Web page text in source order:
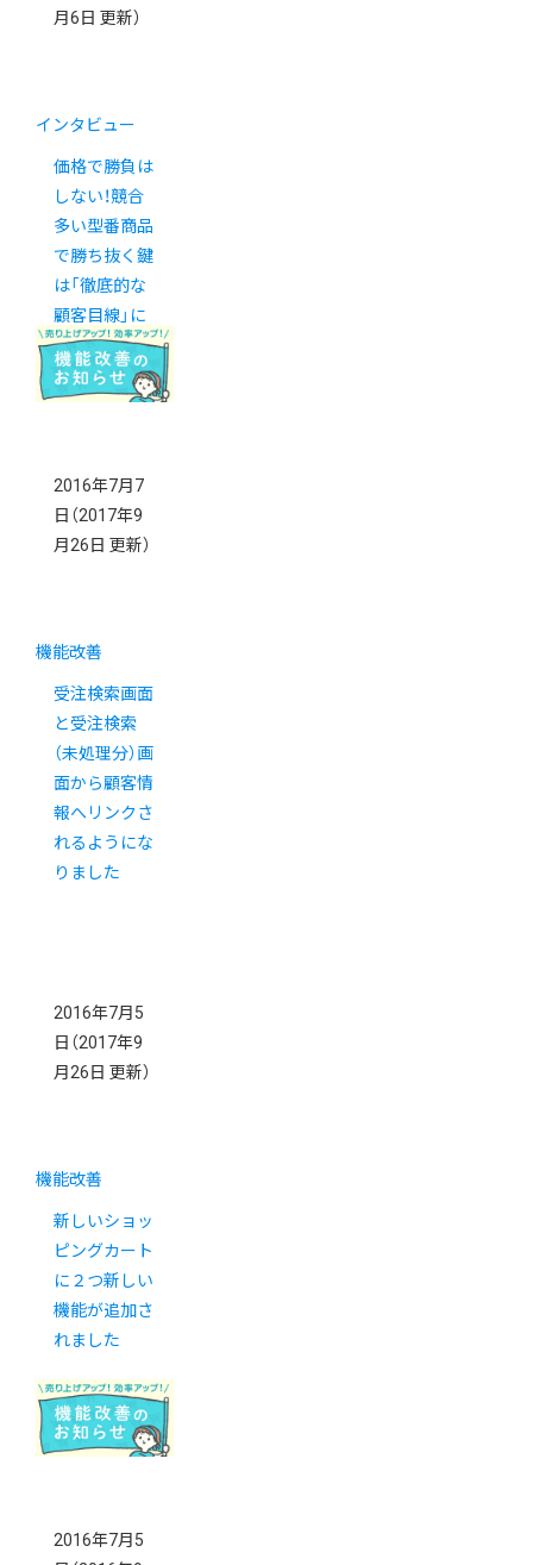
月6日 更新）
インタビュー
価格で勝負は
しない！競合
多い型番商品
で勝ち抜く鍵
は「徹底的な
顧客目線」に
あり。
2016年7月7
日 （2017年9
月26日 更新）
機能改善
受注検索画面
と受注検索
（未処理分）画
面から顧客情
報へリンクさ
れるようにな
りました
2016年7月5
日 （2017年9
月26日 更新）
機能改善
新しいショッ
ピングカート
に２つ新しい
機能が追加さ
れました
2016年7月5